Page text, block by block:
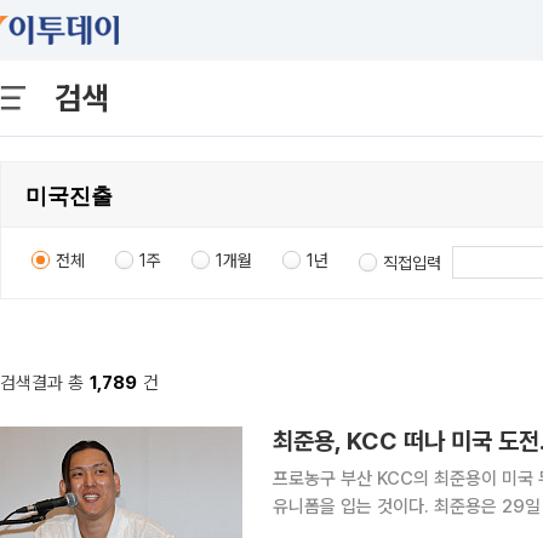
검색
전체 1주 1개월 1년 직접입력
검색결과 총 1,789 건
최준용, KCC 떠나 미국 도
프로농구 부산 KCC의 최준용이 미
유니폼을 입는 것이다. 최준용은 29일 서울 여의도 콘래드 서울에서 기자회견을 열고 “미국 농구에